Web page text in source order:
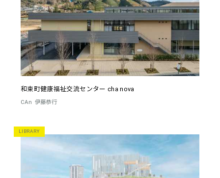
和束町健康福祉交流センター cha nova
CAn 伊藤恭行
LIBRARY